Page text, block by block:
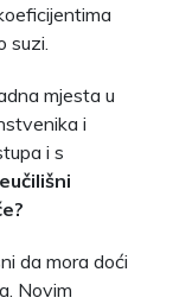
suzi.
mjesta u
i
i s
da mora doći
Novim